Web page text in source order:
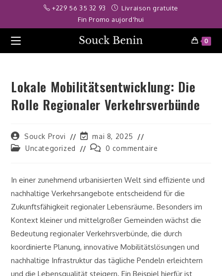
deneme bonusu veren sitelercasibomdeneme bonusu
content
+229 56 35 32 93
Livraison gratuite
Fin Promo aujord'hui
0
Lokale Mobilitätsentwicklung: Die
Rolle Regionaler Verkehrsverbünde
Auteur/autrice
de
Souck Provi
Dernière
modification
de
mai 8, 2025
PostUncategorized
Commentaires
publication :
0 commentaire
In einer zunehmend urbanisierten Welt sind effiziente und
nachhaltige Verkehrsangebote entscheidend für die
Zukunftsfähigkeit regionaler Lebensräume. Besonders im
Kontext kleiner und mittelgroßer Gemeinden wächst die
Bedeutung regionaler Verkehrsverbünde, die durch
koordinierte Planung, innovative Mobilitätslösungen und
nachhaltige Infrastruktur das tägliche Pendeln erleichtern
und die Lebensqualität steigern. Ein Beispiel hierfür ist